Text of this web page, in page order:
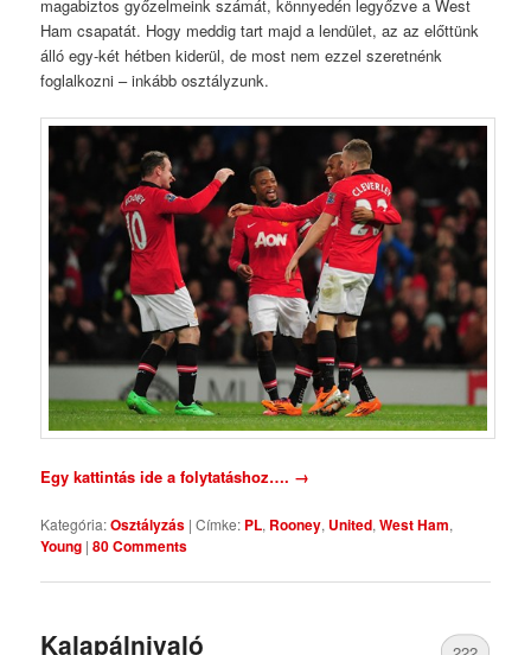
magabiztos győzelmeink számát, könnyedén legyőzve a West
Ham csapatát. Hogy meddig tart majd a lendület, az az előttünk
álló egy-két hétben kiderül, de most nem ezzel szeretnénk
foglalkozni – inkább osztályzunk.
Egy kattintás ide a folytatáshoz…. →
Kategória:Osztályzás |Címke: PL, Rooney, United,West Ham,
Young |80 Comments
Kalapálnivaló